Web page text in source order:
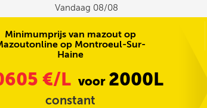
Vandaag 08/08
Minimumprijs van mazout op
op Montroeul-Sur-
Haine
€/L voor 2000L
constant